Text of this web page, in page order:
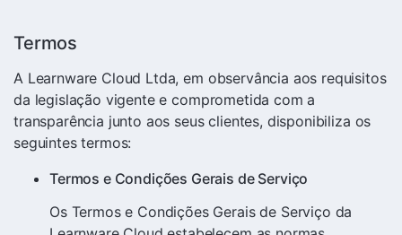
Termos
A Learnware Cloud Ltda, em observância aos requisitos
da legislação vigente e comprometida com a
transparência junto aos seus clientes, disponibiliza os
seguintes termos:
Termos e Condições Gerais de Serviço
Os Termos e Condições Gerais de Serviço da